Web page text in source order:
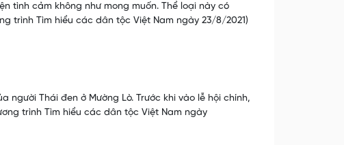
tình cảm không như mong muốn. Thể loại này có
trình Tìm hiểu các dân tộc Việt Nam ngày 23/8/2021)
người Thái đen ở Mường Lò. Trước khi vào lễ hội chính,
trình Tìm hiểu các dân tộc Việt Nam ngày